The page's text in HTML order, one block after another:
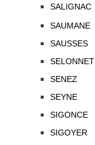
SALIGNAC
SAUMANE
SAUSSES
SELONNET
SENEZ
SEYNE
SIGONCE
SIGOYER